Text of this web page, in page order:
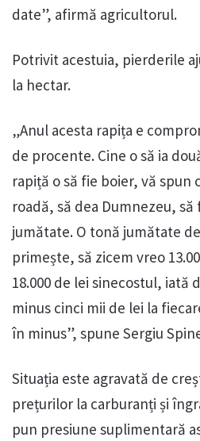
date”, afirmă agricultorul.
Potrivit acestuia, pierderile
la hectar.
„Anul acesta rapița e
de procente. Cine o să ia
rapiță o să fie boier, vă spun
roadă, să dea Dumnezeu,
jumătate. O tonă jumătate
primește, să zicem vreo
18.000 de lei sinecostul, iată
minus cinci mii de lei la
în minus”, spune Sergiu
Situația este agravată de
prețurilor la carburanți și
pun presiune suplimentară